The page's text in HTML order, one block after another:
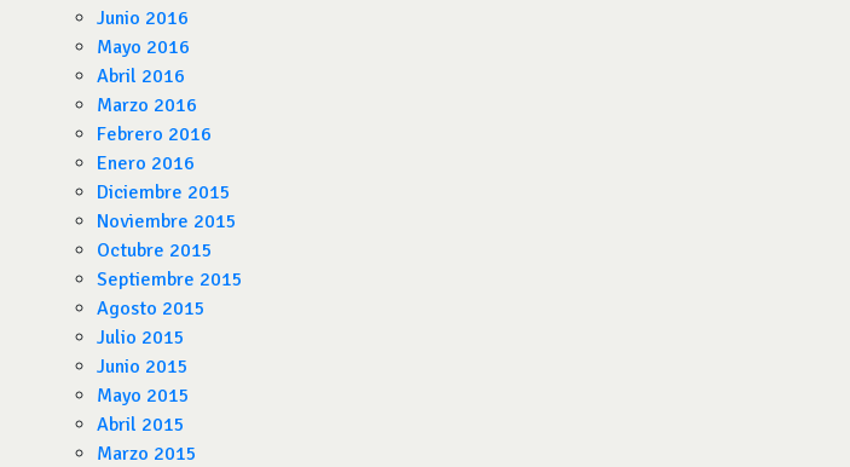
Junio 2016
Mayo 2016
Abril 2016
Marzo 2016
Febrero 2016
Enero 2016
Diciembre 2015
Noviembre 2015
Octubre 2015
Septiembre 2015
Agosto 2015
Julio 2015
Junio 2015
Mayo 2015
Abril 2015
Marzo 2015